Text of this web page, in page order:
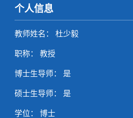
个人信息
教师姓名： 杜少毅
职称： 教授
博士生导师： 是
硕士生导师： 是
学位： 博士